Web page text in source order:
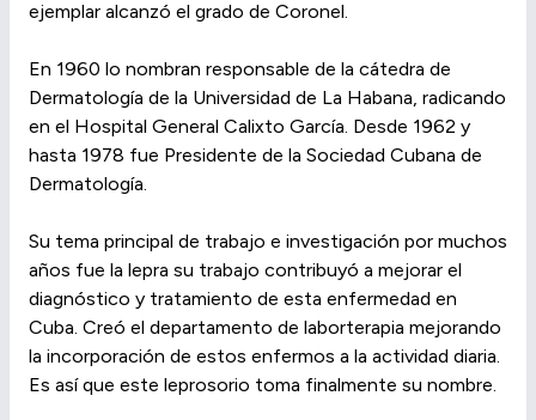
ejemplar alcanzó el grado de Coronel.
En 1960 lo nombran responsable de la cátedra de
Dermatología de la Universidad de La Habana, radicando
en el Hospital General Calixto García. Desde 1962 y
hasta 1978 fue Presidente de la Sociedad Cubana de
Dermatología.
Su tema principal de trabajo e investigación por muchos
años fue la lepra su trabajo contribuyó a mejorar el
diagnóstico y tratamiento de esta enfermedad en
Cuba. Creó el departamento de laborterapia mejorando
la incorporación de estos enfermos a la actividad diaria.
Es así que este leprosorio toma finalmente su nombre.